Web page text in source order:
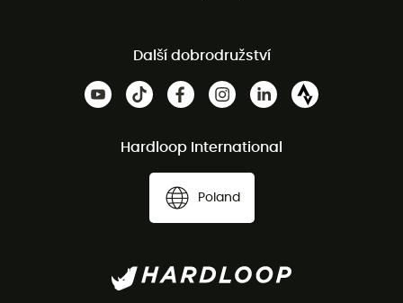
Další dobrodružství
Hardloop International
Poland